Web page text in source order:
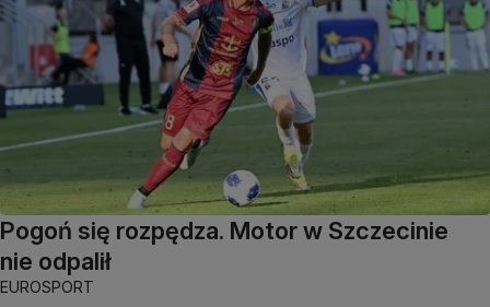
Pogoń się rozpędza. Motor w Szczecinie
nie odpalił
EUROSPORT